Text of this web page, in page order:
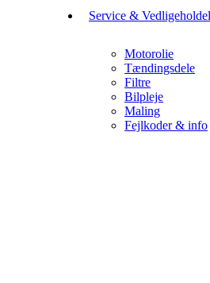
Service &
Motorolie
Tændingsdele
Filtre
Bilpleje
Maling
Fejlkoder & info